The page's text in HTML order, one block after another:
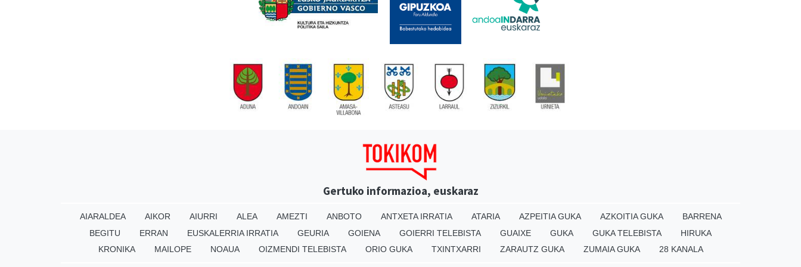
Gertuko informazioa, euskaraz
AIARALDEA AIKOR AIURRI ALEA AMEZTI ANBOTO ANTXETA IRRATIA ATARIA AZPEITIA GUKA AZKOITIA GUKA
BARRENA
BEGITU
ERRAN EUSKALERRIA IRRATIA GEURIA GOIENA GOIERRI TELEBISTA GUAIXE GUKA GUKA TELEBISTA
HIRUKA
KRONIKA
MAILOPE NOAUA OIZMENDI TELEBISTA ORIO GUKA TXINTXARRI ZARAUTZ GUKA ZUMAIA GUKA 28 KANALA